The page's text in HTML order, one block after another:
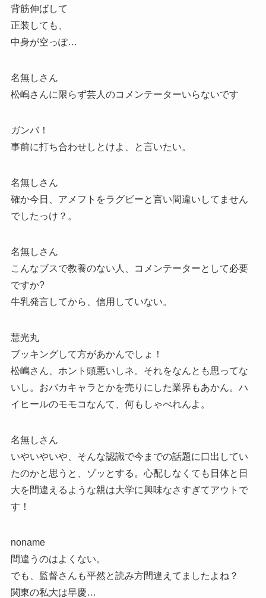
背筋伸ばして
正装しても、
中身が空っぽ…
名無しさん
松嶋さんに限らず芸人のコメンテーターいらないです
ガンバ！
事前に打ち合わせしとけよ、と言いたい。
名無しさん
確か今日、アメフトをラグビーと言い間違いしてません
でしたっけ？。
名無しさん
こんなブスで教養のない人、コメンテーターとして必要
ですか?
牛乳発言してから、信用していない。
慧光丸
ブッキングして方があかんでしょ！
松嶋さん、ホント頭悪いしネ。それをなんとも思ってな
いし。おバカキャラとかを売りにした業界もあかん。ハ
イヒールのモモコなんて、何もしゃべれんよ。
名無しさん
いやいやいや、そんな認識で今までの話題に口出してい
たのかと思うと、ゾッとする。心配しなくても日体と日
大を間違えるような親は大学に興味なさすぎてアウトで
す！
noname
間違うのはよくない。
でも、監督さんも平然と読み方間違えてましたよね？
関東の私大は早慶…